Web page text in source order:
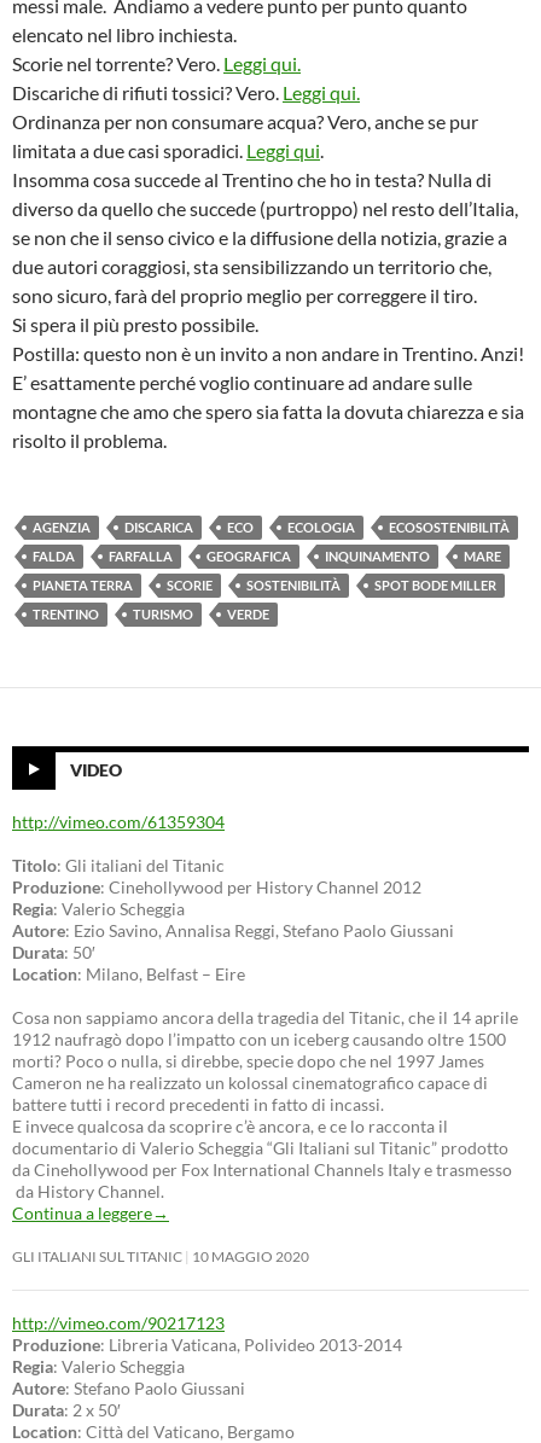
messi male. Andiamo a vedere punto per punto quanto
elencato nel libro inchiesta.
Scorie nel torrente? Vero. Leggi qui.
Discariche di rifiuti tossici? Vero. Leggi qui.
Ordinanza per non consumare acqua? Vero, anche se pur
limitata a due casi sporadici. Leggi qui.
Insomma cosa succede al Trentino che ho in testa? Nulla di
diverso da quello che succede (purtroppo) nel resto dell’Italia,
se non che il senso civico e la diffusione della notizia, grazie a
due autori coraggiosi, sta sensibilizzando un territorio che,
sono sicuro, farà del proprio meglio per correggere il tiro.
Si spera il più presto possibile.
Postilla: questo non è un invito a non andare in Trentino. Anzi!
E’ esattamente perché voglio continuare ad andare sulle
montagne che amo che spero sia fatta la dovuta chiarezza e sia
risolto il problema.
AGENZIA DISCARICA ECO ECOLOGIA
ECOSOSTENIBILITÀ
FALDA
FARFALLA GEOGRAFICA INQUINAMENTO
MARE
PIANETA TERRA
SCORIE SOSTENIBILITÀ
SPOT BODE MILLER
TRENTINO
TURISMO VERDE
VIDEO
http://vimeo.com/61359304
Titolo: Gli italiani del Titanic
Produzione: Cinehollywood per History Channel 2012
Regia: Valerio Scheggia
Autore: Ezio Savino, Annalisa Reggi, Stefano Paolo Giussani
Durata: 50′
Location: Milano, Belfast – Eire
Cosa non sappiamo ancora della tragedia del Titanic, che il 14 aprile
1912 naufragò dopo l’impatto con un iceberg causando oltre 1500
morti? Poco o nulla, si direbbe, specie dopo che nel 1997 James
Cameron ne ha realizzato un kolossal cinematografico capace di
battere tutti i record precedenti in fatto di incassi.
E invece qualcosa da scoprire c’è ancora, e ce lo racconta il
documentario di Valerio Scheggia “Gli Italiani sul Titanic” prodotto
da Cinehollywood per Fox International Channels Italy e trasmesso
da History Channel.
Continua a leggere→
GLI ITALIANI SUL TITANIC 10 MAGGIO 2020
http://vimeo.com/90217123
Produzione: Libreria Vaticana, Polivideo 2013-2014
Regia: Valerio Scheggia
Autore: Stefano Paolo Giussani
Durata: 2 x 50′
Location: Città del Vaticano, Bergamo